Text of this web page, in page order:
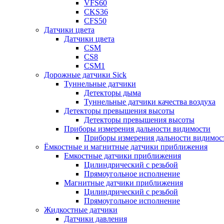
VFS60
CKS36
CFS50
Датчики цвета
Датчики цвета
CSM
CS8
CSM1
Дорожные датчики Sick
Туннельные датчики
Детекторы дыма
Туннельные датчики качества воздуха
Детекторы превышения высоты
Детекторы превышения высоты
Приборы измерения дальности видимости
Приборы измерения дальности
Ёмкостные и магнитные датчики приближения
Емкостные датчики приближения
Цилиндрический с резьбой
Прямоугольное исполнение
Магнитные датчики приближения
Цилиндрический с резьбой
Прямоугольное исполнение
Жидкостные датчики
Датчики давления